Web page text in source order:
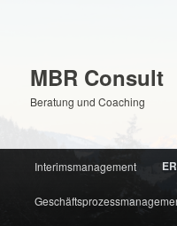
MBR Consult
Beratung und Coaching
Interimsmanagement